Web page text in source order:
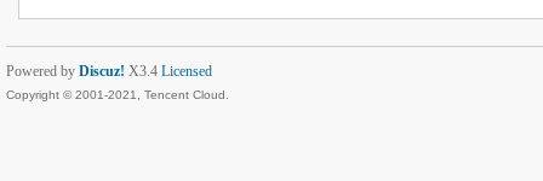
Powered by Discuz! X3.4 Licensed
Copyright © 2001-2021, Tencent Cloud.